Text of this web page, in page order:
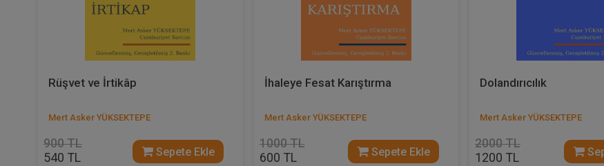
Rüşvet ve İrtikâp
Mert Asker YÜKSEKTEPE
900 TL
540 TL Sepete Ekle
İhaleye Fesat Karıştırma
Mert Asker YÜKSEKTEPE
1000 TL
600 TL Sepete Ekle
Dolandırıcılık
Mert Asker YÜKSEKTEPE
2000 TL
1200 TL